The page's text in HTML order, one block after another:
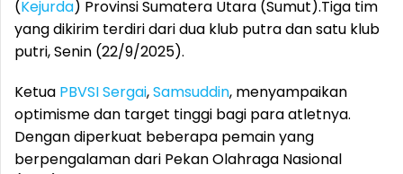
(Kejurda) Provinsi Sumatera Utara (Sumut).Tiga tim
yang dikirim terdiri dari dua klub putra dan satu klub
putri, Senin (22/9/2025).
Ketua PBVSI Sergai,Samsuddin, menyampaikan
optimisme dan target tinggi bagi para atletnya.
Dengan diperkuat beberapa pemain yang
berpengalaman dari Pekan Olahraga Nasional